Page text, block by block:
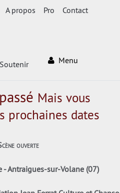
A propos Pro Contact
Soutenir Menu
Mais vous
prochaines dates
ouverte
- Antraigues-sur-Volane (07)